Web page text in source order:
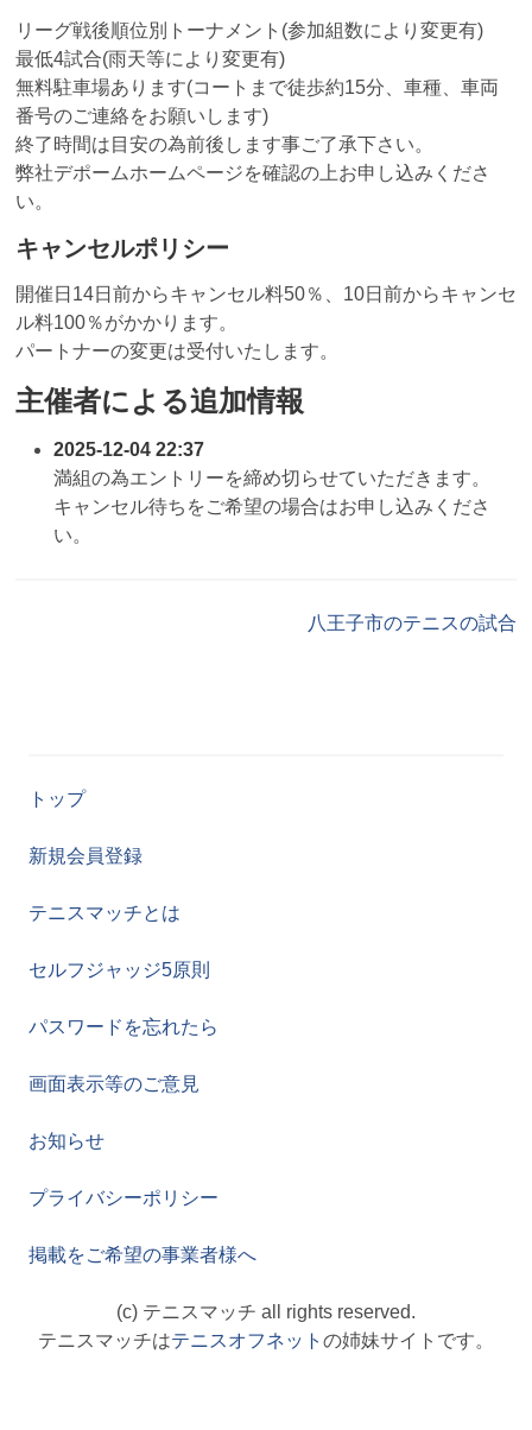
リーグ戦後順位別トーナメント(参加組数により変更有)
最低4試合(雨天等により変更有)
無料駐車場あります(コートまで徒歩約15分、車種、車両
番号のご連絡をお願いします)
終了時間は目安の為前後します事ご了承下さい。
弊社デポームホームページを確認の上お申し込みくださ
い。
キャンセルポリシー
開催日14日前からキャンセル料50％、10日前からキャンセ
ル料100％がかかります。
パートナーの変更は受付いたします。
主催者による追加情報
2025-12-04 22:37
満組の為エントリーを締め切らせていただきます。
キャンセル待ちをご希望の場合はお申し込みくださ
い。
八王子市のテニスの試合
トップ
新規会員登録
テニスマッチとは
セルフジャッジ5原則
パスワードを忘れたら
画面表示等のご意見
お知らせ
プライバシーポリシー
掲載をご希望の事業者様へ
(c) テニスマッチ all rights reserved.
テニスマッチはテニスオフネット の姉妹サイトです。